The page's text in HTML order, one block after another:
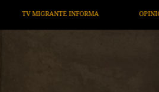
ARTÍCULOS ARTE /